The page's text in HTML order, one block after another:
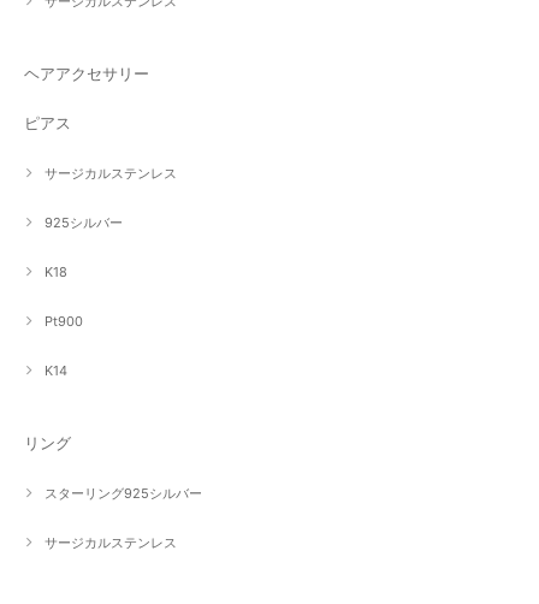
ヘアアクセサリー
ピアス
サージカルステンレス
925シルバー
K18
Pt900
K14
リング
スターリング925シルバー
サージカルステンレス